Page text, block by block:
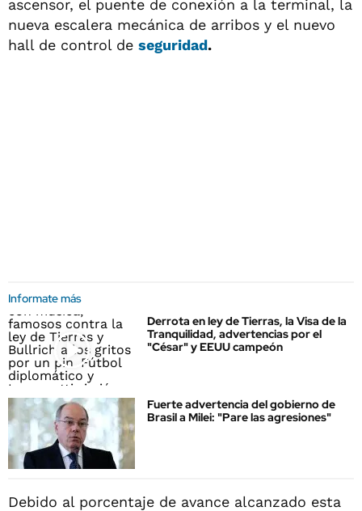
ascensor, el puente de conexión a la terminal, la
nueva escalera mecánica de arribos y el nuevo
hall de control de seguridad.
Informate más
Derrota en ley de Tierras, la Visa de la
Tranquilidad, advertencias por el
"César" y EEUU campeón
Fuerte advertencia del gobierno de
Brasil a Milei: "Pare las agresiones"
Debido al porcentaje de avance alcanzado esta